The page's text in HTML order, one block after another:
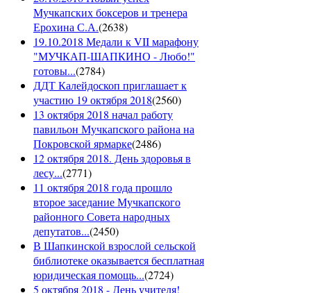
Мучкапских боксеров и тренера
Ерохина С.А.(2638)
19.10.2018 Медали к VII марафону
"МУЧКАП-ШАПКИНО - Любо!"
готовы...(2784)
ДДТ Калейдоскоп приглашает к
участию 19 октября 2018(2560)
13 октября 2018 начал работу
павильон Мучкапского района на
Покровской ярмарке(2486)
12 октября 2018. День здоровья в
лесу...(2771)
11 октября 2018 года прошло
второе заседание Мучкапского
районного Совета народных
депутатов...(2450)
В Шапкинской взрослой сельской
библиотеке оказывается бесплатная
юридическая помощь...(2724)
5 октября 2018 - День учителя!